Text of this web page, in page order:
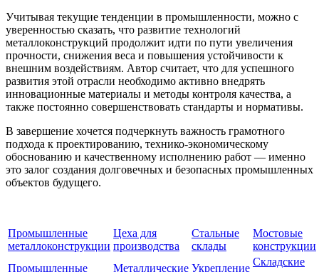
Учитывая текущие тенденции в промышленности, можно с
уверенностью сказать, что развитие технологий
металлоконструкций продолжит идти по пути увеличения
прочности, снижения веса и повышения устойчивости к
внешним воздействиям. Автор считает, что для успешного
развития этой отрасли необходимо активно внедрять
инновационные материалы и методы контроля качества, а
также постоянно совершенствовать стандарты и нормативы.
В завершение хочется подчеркнуть важность грамотного
подхода к проектированию, технико-экономическому
обоснованию и качественному исполнению работ — именно
это залог создания долговечных и безопасных промышленных
объектов будущего.
Промышленные
металлоконструкции
Цеха для
производства
Стальные
склады
Мостовые
конструкции
Промышленные
Металлические Укрепление
Складские